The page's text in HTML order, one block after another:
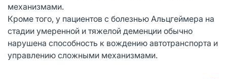
механизмами.
Кроме того, у пациентов с болезнью Альцгеймера на
стадии умеренной и тяжелой деменции обычно
нарушена способность к вождению автотранспорта и
управлению сложными механизмами.